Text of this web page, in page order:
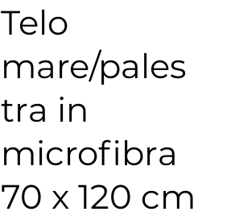
Telo
mare/pales
tra in
microfibra
70 x 120 cm